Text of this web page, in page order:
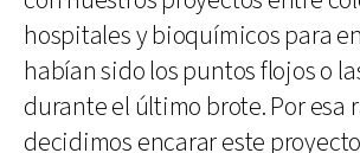
hospitales y bioquímicos para
habían sido los puntos flojos o
durante el último brote. Por esa
decidimos encarar este